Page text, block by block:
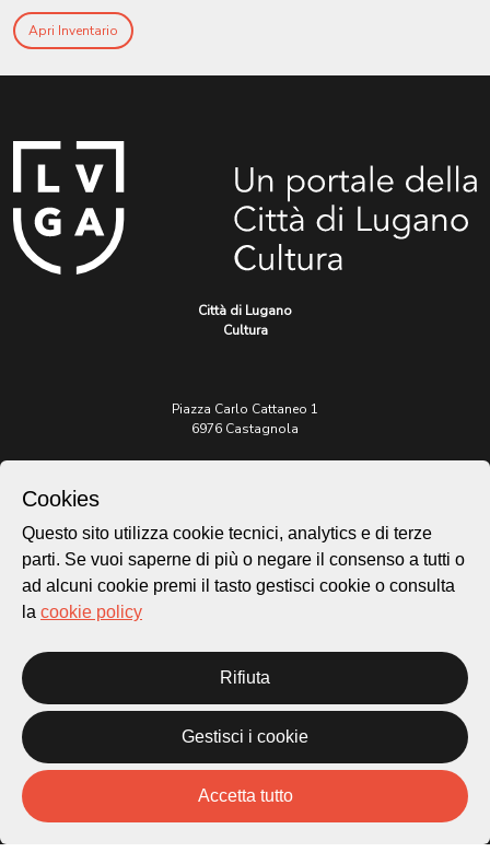
Apri Inventario
Città di Lugano
Cultura
Piazza Carlo Cattaneo 1
6976 Castagnola
patrimonio@lugano.ch
t. +41 58 866 68 50
Sito istituzionale:
Privacy Policy
Credits
Homepage
Temi
Storie
Cookies
Questo sito utilizza cookie tecnici, analytics e di terze
parti. Se vuoi saperne di più o negare il consenso a tutti o
ad alcuni cookie premi il tasto gestisci cookie o consulta
la cookie policy
Rifiuta
Gestisci i cookie
Accetta tutto